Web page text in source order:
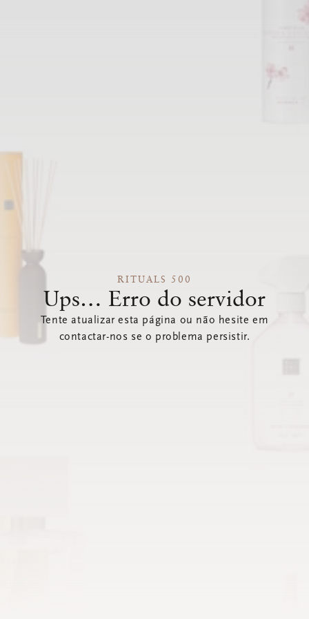
RITUALS 500
Ups… Erro do servidor
Tente atualizar esta página ou não hesite em
contactar-nos se o problema persistir.